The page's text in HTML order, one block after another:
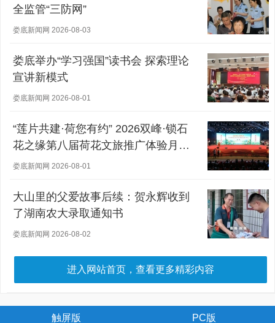
全监管“三防网”
娄底新闻网 2026-08-03
娄底举办“学习强国”读书会 探索理论
宣讲新模式
娄底新闻网 2026-08-01
“莲片共建·荷您有约” 2026双峰·锁石
花之缘第八届荷花文旅推广体验月盛
大开幕
娄底新闻网 2026-08-01
大山里的父爱故事后续：贺永辉收到
了湖南农大录取通知书
娄底新闻网 2026-08-02
进入网站首页，查看更多精彩内容
触屏版 PC版